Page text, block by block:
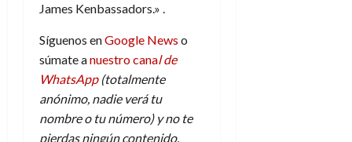
James Kenbassadors.» .
Síguenos enGoogle News o
súmate anuestro canal de
WhatsApp(totalmente
anónimo, nadie verá tu
nombre o tu número) y no te
pierdas ningún contenido.